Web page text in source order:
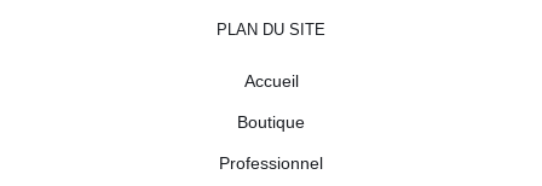
PLAN DU SITE
Accueil
Boutique
Professionnel